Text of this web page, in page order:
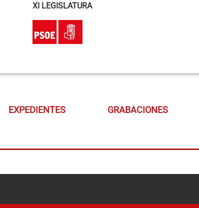
XI LEGISLATURA
EXPEDIENTES GRABACIONES